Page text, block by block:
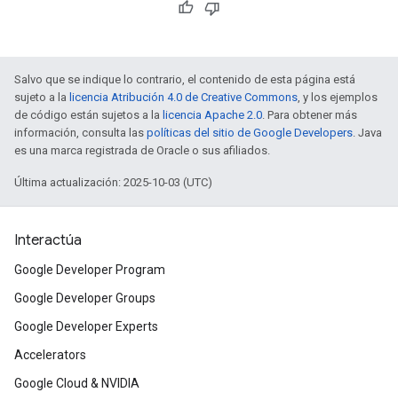
Salvo que se indique lo contrario, el contenido de esta página está
sujeto a la licencia Atribución 4.0 de Creative Commons, y los ejemplos
de código están sujetos a la licencia Apache 2.0. Para obtener más
información, consulta las políticas del sitio de Google Developers. Java
es una marca registrada de Oracle o sus afiliados.
Última actualización: 2025-10-03 (UTC)
Interactúa
Google Developer Program
Google Developer Groups
Google Developer Experts
Accelerators
Google Cloud & NVIDIA